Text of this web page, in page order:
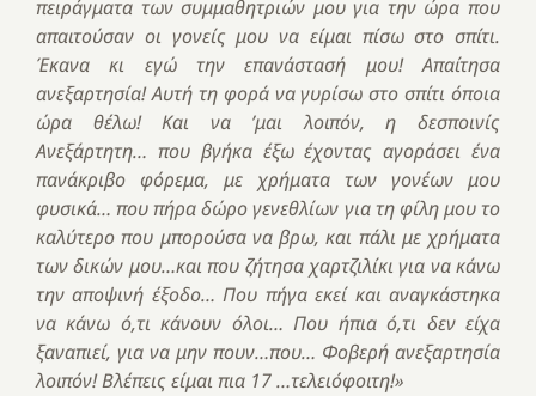
πειράγματα των συμμαθητριών μου για την ώρα που
απαιτούσαν οι γονείς μου να είμαι πίσω στο σπίτι.
Έκανα κι εγώ την επανάστασή μου! Απαίτησα
ανεξαρτησία! Αυτή τη φορά να γυρίσω στο σπίτι όποια
ώρα θέλω! Και να ’μαι λοιπόν, η δεσποινίς
Ανεξάρτητη… που βγήκα έξω έχοντας αγοράσει ένα
πανάκριβο φόρεμα, με χρήματα των γονέων μου
φυσικά… που πήρα δώρο γενεθλίων για τη φίλη μου το
καλύτερο που μπορούσα να βρω, και πάλι με χρήματα
των δικών μου…και που ζήτησα χαρτζιλίκι για να κάνω
την αποψινή έξοδο… Που πήγα εκεί και αναγκάστηκα
να κάνω ό,τι κάνουν όλοι… Που ήπια ό,τι δεν είχα
ξαναπιεί, για να μην πουν…που… Φοβερή ανεξαρτησία
λοιπόν! Βλέπεις είμαι πια 17 …τελειόφοιτη!»